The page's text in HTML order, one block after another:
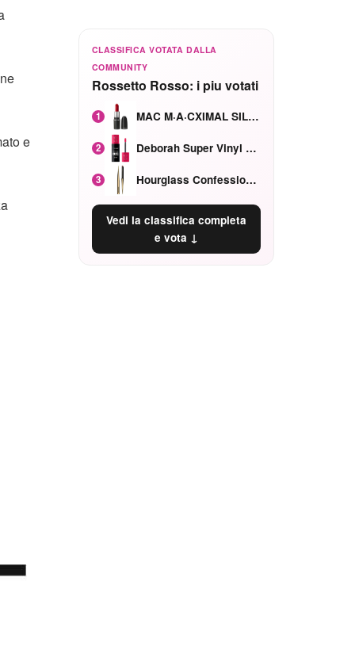
e
CLASSIFICA VOTATA DALLA
COMMUNITY
Rossetto Rosso: i piu votati
1 MAC M·A·CXIMAL SILKY MATTE Red Rock mat
2 Deborah Super Vinyl Shake Rosa Ciliegia
3 Hourglass Confession Ricaricabile Ultra Preciso Ad Alta Intensità Secretly Classic Red
Vedi la classifica completa
e vota ↓